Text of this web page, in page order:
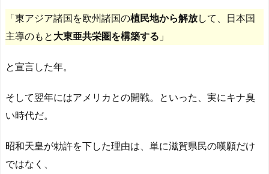
「東アジア諸国を欧州諸国の植民地から解放して、日本国
主導のもと 大東亜共栄圏を構築する 」
と宣言した年。
そして翌年にはアメリカとの開戦。といった、実にキナ臭
い時代だ。
昭和天皇が勅許を下した理由は、単に滋賀県民の嘆願だけ
ではなく、